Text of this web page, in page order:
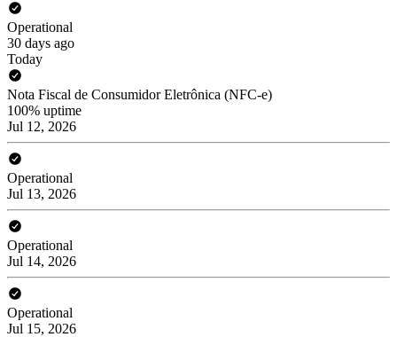
Operational
30 days ago
Today
Nota Fiscal de Consumidor Eletrônica (NFC-e)
100% uptime
Jul 12, 2026
Operational
Jul 13, 2026
Operational
Jul 14, 2026
Operational
Jul 15, 2026